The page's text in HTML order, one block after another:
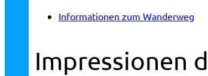
Informationen zum Wanderweg
Impressionen